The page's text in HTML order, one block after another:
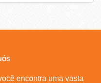
encontra uma vasta